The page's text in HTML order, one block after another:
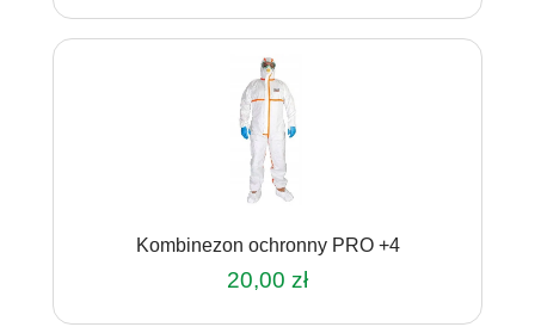
Kombinezon ochronny PRO +4
20,00 zł